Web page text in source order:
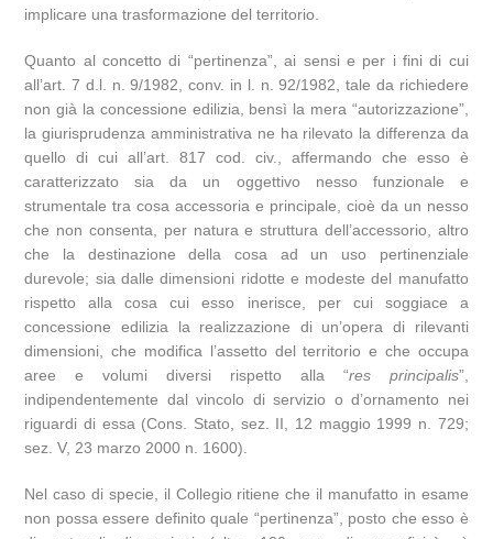
implicare una trasformazione del territorio.
Quanto al concetto di “pertinenza”, ai sensi e per i fini di cui
all’art. 7 d.l. n. 9/1982, conv. in l. n. 92/1982, tale da richiedere
non già la concessione edilizia, bensì la mera “autorizzazione”,
la giurisprudenza amministrativa ne ha rilevato la differenza da
quello di cui all’art. 817 cod. civ., affermando che esso è
caratterizzato sia da un oggettivo nesso funzionale e
strumentale tra cosa accessoria e principale, cioè da un nesso
che non consenta, per natura e struttura dell’accessorio, altro
che la destinazione della cosa ad un uso pertinenziale
durevole; sia dalle dimensioni ridotte e modeste del manufatto
rispetto alla cosa cui esso inerisce, per cui soggiace a
concessione edilizia la realizzazione di un’opera di rilevanti
dimensioni, che modifica l’assetto del territorio e che occupa
aree e volumi diversi rispetto alla “res principalis”,
indipendentemente dal vincolo di servizio o d’ornamento nei
riguardi di essa (Cons. Stato, sez. II, 12 maggio 1999 n. 729;
sez. V, 23 marzo 2000 n. 1600).
Nel caso di specie, il Collegio ritiene che il manufatto in esame
non possa essere definito quale “pertinenza”, posto che esso è